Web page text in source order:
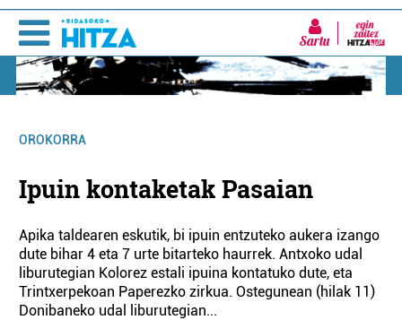
Sartu
OROKORRA
Ipuin kontaketak Pasaian
Apika taldearen eskutik, bi ipuin entzuteko aukera izango
dute bihar 4 eta 7 urte bitarteko haurrek. Antxoko udal
liburutegian Kolorez estali ipuina kontatuko dute, eta
Trintxerpekoan Paperezko zirkua. Ostegunean (hilak 11)
Donibaneko udal liburutegian...